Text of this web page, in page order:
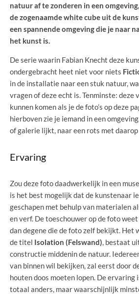
natuur af te zonderen in een
de zogenaamde white cube uit de
een spannende omgeving die je naar
het kunst is.
De serie waarin Fabian Knecht deze
ondergebracht heet niet voor niets
in de installatie naar een stuk natuur,
vragen of deze echt is. Tenminste: deze
kunnen komen als je de foto’s op deze
hierboven zie je iemand in een
of galerie lijkt, naar een rots met
Ervaring
Zou deze foto daadwerkelijk in een
is het best mogelijk dat de kunstenaar
geschapen met behulp van materialen
en verf. De toeschouwer op de foto
dan degene die de foto zelf bekijkt. Het
de titel Isolation (Felswand), bestaat
constructie middenin de natuur.
van binnen wil bekijken, zal eerst door
houten doos moeten lopen. De ervaring
totaal anders, maar waarschijnlijk